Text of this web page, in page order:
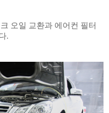
오일 교환과 에어컨 필터
.